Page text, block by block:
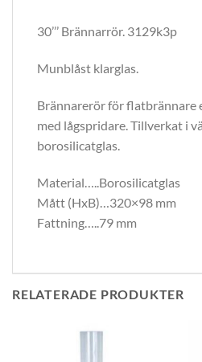
30’’’ Brännarrör. 3129k3p
Munblåst klarglas.
Brännarerör för flatbrännare
med lågspridare. Tillverkat i
borosilicatglas.
Material…..Borosilicatglas
Mått (HxB)…320×98 mm
Fattning…..79 mm
RELATERADE PRODUKTER